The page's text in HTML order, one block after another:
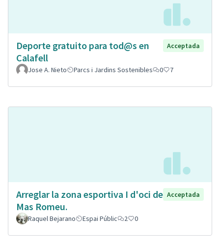
Deporte gratuito para tod@s en
Calafell
Acceptada
Jose A. Nieto Parcs i Jardins Sostenibles 0 7
Arreglar la zona esportiva I d'oci de
Mas Romeu.
Acceptada
Raquel Bejarano Espai Públic 2 0